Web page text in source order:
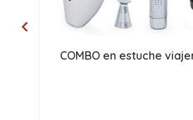
COMBO en estuche